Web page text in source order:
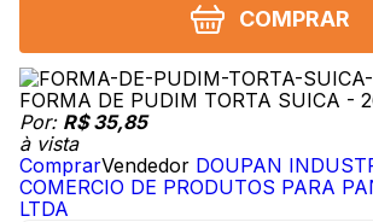
COMPRAR
FORMA DE PUDIM TORTA SUICA -
Por: R$ 35,85
à vista
ComprarVendedor DOUPAN
COMERCIO DE PRODUTOS PARA
LTDA